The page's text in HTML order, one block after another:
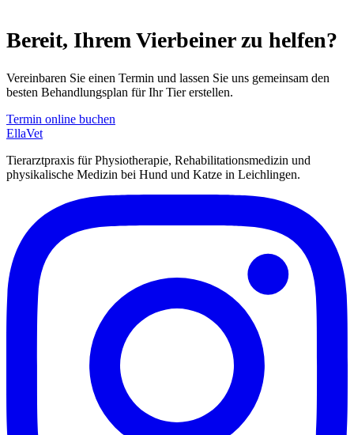
Bereit, Ihrem Vierbeiner zu helfen?
Vereinbaren Sie einen Termin und lassen Sie uns gemeinsam den
besten Behandlungsplan für Ihr Tier erstellen.
Termin online buchen
EllaVet
Tierarztpraxis für Physiotherapie, Rehabilitationsmedizin und
physikalische Medizin bei Hund und Katze in Leichlingen.